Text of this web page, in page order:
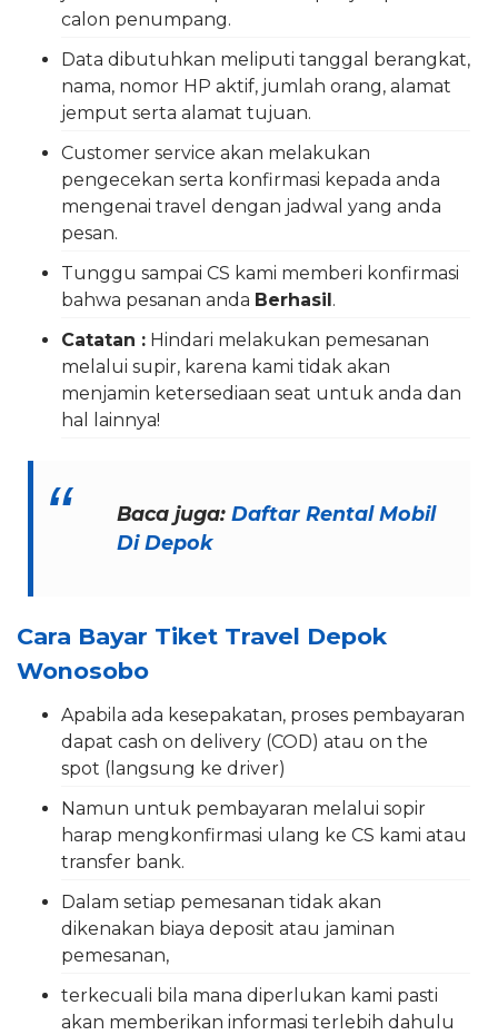
calon penumpang.
Data dibutuhkan meliputi tanggal berangkat,
nama, nomor HP aktif, jumlah orang, alamat
jemput serta alamat tujuan.
Customer service akan melakukan
pengecekan serta konfirmasi kepada anda
mengenai travel dengan jadwal yang anda
pesan.
Tunggu sampai CS kami memberi konfirmasi
bahwa pesanan anda Berhasil.
Catatan : Hindari melakukan pemesanan
melalui supir, karena kami tidak akan
menjamin ketersediaan seat untuk anda dan
hal lainnya!
Baca juga:Daftar Rental Mobil
Di Depok
Cara Bayar Tiket Travel Depok
Wonosobo
Apabila ada kesepakatan, proses pembayaran
dapat cash on delivery (COD) atau on the
spot (langsung ke driver)
Namun untuk pembayaran melalui sopir
harap mengkonfirmasi ulang ke CS kami atau
transfer bank.
Dalam setiap pemesanan tidak akan
dikenakan biaya deposit atau jaminan
pemesanan,
terkecuali bila mana diperlukan kami pasti
akan memberikan informasi terlebih dahulu